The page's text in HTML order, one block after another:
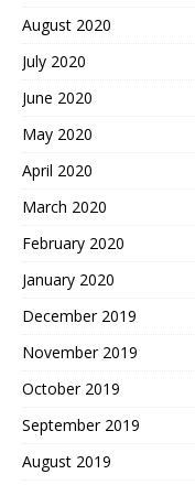
August 2020
July 2020
June 2020
May 2020
April 2020
March 2020
February 2020
January 2020
December 2019
November 2019
October 2019
September 2019
August 2019